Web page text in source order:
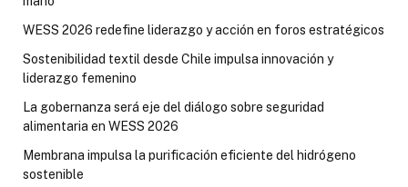
WESS 2026 redefine liderazgo y acción en foros estratégicos
Sostenibilidad textil desde Chile impulsa innovación y
liderazgo femenino
La gobernanza será eje del diálogo sobre seguridad
alimentaria en WESS 2026
Membrana impulsa la purificación eficiente del hidrógeno
sostenible